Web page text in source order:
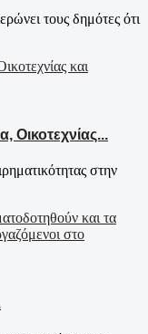
τους δημότες ότι
Οικοτεχνίας...
στην